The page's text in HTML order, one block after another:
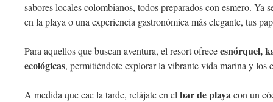
sabores locales colombianos, todos preparados con esmero. Ya
en la playa o una experiencia gastronómica más elegante, tus
Para aquellos que buscan aventura, el resort ofreceesnórquel,
ecológicas, permitiéndote explorar la vibrante vida marina y los
A medida que cae la tarde, relájate en el bar de playacon un